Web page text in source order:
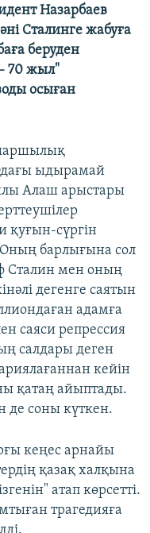
Назарбаев
Сталинге жабуға
беруден
70 жыл"
осыған
ыдырамай
Алаш арыстары
сүргін
Оның барлығына сол
Сталин мен оның
дегенге саятын
адамға
саяси репрессия
салдары деген
кейін
қатаң айыптады.
де соны күткен.
кеңес арнайы
қазақ халқына
атап көрсетті.
трагедияға